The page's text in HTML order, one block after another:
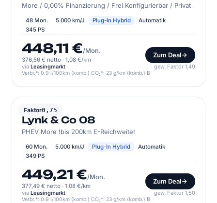
More / 0,00% Finanzierung / Frei Konfigurierbar / Privat
48 Mon. 5.000 km/J Plug-In Hybrid
Automatik
345 PS
448,11 €/Mon.
376,56 € netto · 1,08 €/km
Zum Deal
via Leasingmarkt gew. Faktor 1,49
Verbr.*: 0.9 l/100km (komb.) CO₂*: 23 g/km (komb.) B
Faktor0,75
LYNK & CO
Lynk & Co 08
PHEV More !bis 200km E-Reichweite!
60 Mon. 5.000 km/J Plug-In Hybrid
Automatik
349 PS
449,21 €/Mon.
377,49 € netto · 1,08 €/km
Zum Deal
via Leasingmarkt gew. Faktor 1,50
Verbr.*: 0.9 l/100km (komb.) CO₂*: 23 g/km (komb.) B